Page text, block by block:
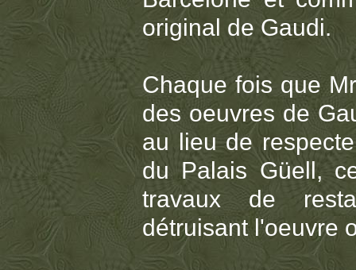
original de Gaudi.
Chaque fois que
des oeuvres de
au lieu de
du Palais Güell,
travaux de
détruisant l'oeuvre